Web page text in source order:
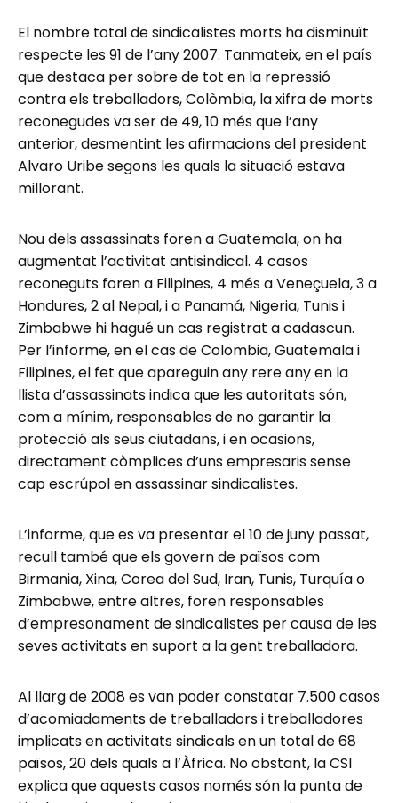
El nombre total de sindicalistes morts ha disminuït
respecte les 91 de l’any 2007. Tanmateix, en el país
que destaca per sobre de tot en la repressió
contra els treballadors, Colòmbia, la xifra de morts
reconegudes va ser de 49, 10 més que l’any
anterior, desmentint les afirmacions del president
Alvaro Uribe segons les quals la situació estava
millorant.
Nou dels assassinats foren a Guatemala, on ha
augmentat l’activitat antisindical. 4 casos
reconeguts foren a Filipines, 4 més a Veneçuela, 3 a
Hondures, 2 al Nepal, i a Panamá, Nigeria, Tunis i
Zimbabwe hi hagué un cas registrat a cadascun.
Per l’informe, en el cas de Colombia, Guatemala i
Filipines, el fet que apareguin any rere any en la
llista d’assassinats indica que les autoritats són,
com a mínim, responsables de no garantir la
protecció als seus ciutadans, i en ocasions,
directament còmplices d’uns empresaris sense
cap escrúpol en assassinar sindicalistes.
L’informe, que es va presentar el 10 de juny passat,
recull també que els govern de països com
Birmania, Xina, Corea del Sud, Iran, Tunis, Turquía o
Zimbabwe, entre altres, foren responsables
d’empresonament de sindicalistes per causa de les
seves activitats en suport a la gent treballadora.
Al llarg de 2008 es van poder constatar 7.500 casos
d’acomiadaments de treballadors i treballadores
implicats en activitats sindicals en un total de 68
països, 20 dels quals a l’Àfrica. No obstant, la CSI
explica que aquests casos només són la punta de